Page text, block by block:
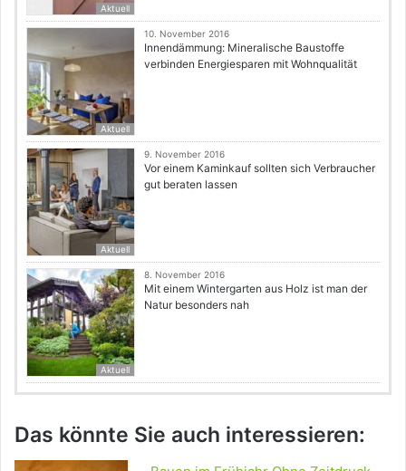
Aktuell
Aktuell
10. November 2016
Innendämmung: Mineralische Baustoffe
verbinden Energiesparen mit Wohnqualität
Aktuell
9. November 2016
Vor einem Kaminkauf sollten sich Verbraucher
gut beraten lassen
Aktuell
8. November 2016
Mit einem Wintergarten aus Holz ist man der
Natur besonders nah
Das könnte Sie auch interessieren: